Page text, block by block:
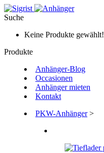
Suche
Keine Produkte gewählt!
Produkte
Anhänger-Blog
Occasionen
Anhänger mieten
Kontakt
PKW-Anhänger >